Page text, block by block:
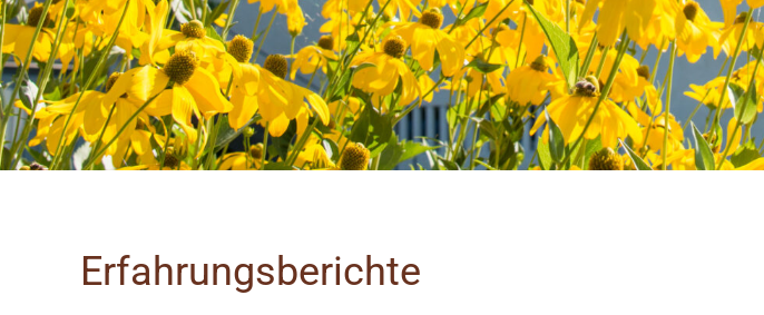
Erfahrungsberichte